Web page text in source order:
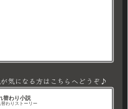
気になる方はこちらへどうぞ♪
替わり小説
替わりストーリー